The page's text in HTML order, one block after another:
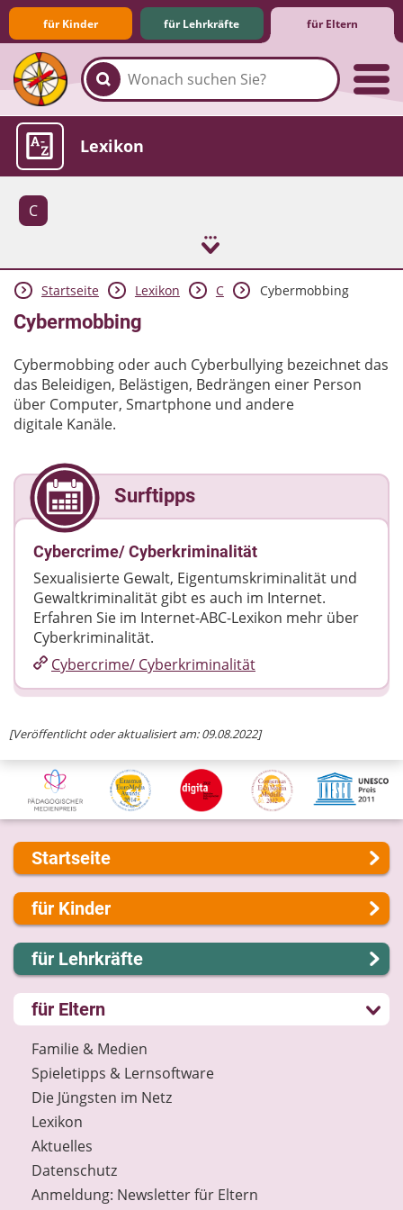
für Kinder für Lehrkräfte für Eltern
Familie & Medien
Spieletipps & Lernsoftware
Die Jüngsten im Netz
Lexikon
C
Aktuelles
Startseite Lexikon C Cybermobbing
Cybermobbing
Cybermobbing oder auch Cyberbullying bezeichnet das
das Beleidigen, Belästigen, Bedrängen einer Person
über Computer, Smartphone und andere
digitale Kanäle.
[Veröffentlicht oder aktualisiert am: 09.08.2022]
Surftipps
Cybercrime/ Cyberkriminalität
Sexualisierte Gewalt, Eigentumskriminalität und
Gewaltkriminalität gibt es auch im Internet.
Erfahren Sie im Internet-ABC-Lexikon mehr über
Cyberkriminalität.
Cybercrime/​ Cyberkriminalität
Startseite
Über uns
Presse
Kontakt
Impressum
Internet-ABC Sitemap
Barrierefreiheit
Länderprojekte
für Kinder
Lernen und Schule
Hobby und Freizeit
Spiel und Spaß
Mitreden und Mitmachen
Lexikon
Datenschutz
Newsletter
für Lehrkräfte
Lernmodule
Unterrichts­materialien
Internet-ABC-Schule
Praxishilfen
Aktuelles
Materialbestellung
Lexikon
Datenschutz
Newsletter
für Eltern
Familie & Medien
Spieletipps & Lernsoftware
Die Jüngsten im Netz
Lexikon
Aktuelles
Datenschutz
Anmeldung: Newsletter für Eltern